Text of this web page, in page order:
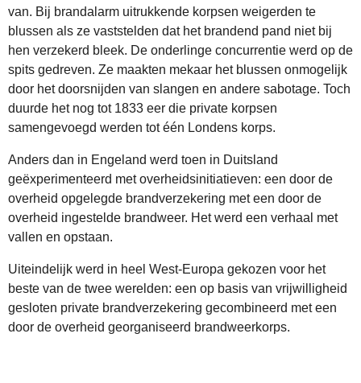
van. Bij brandalarm uitrukkende korpsen weigerden te
blussen als ze vaststelden dat het brandend pand niet bij
hen verzekerd bleek. De onderlinge concurrentie werd op de
spits gedreven. Ze maakten mekaar het blussen onmogelijk
door het doorsnijden van slangen en andere sabotage. Toch
duurde het nog tot 1833 eer die private korpsen
samengevoegd werden tot één Londens korps.
Anders dan in Engeland werd toen in Duitsland
geëxperimenteerd met overheidsinitiatieven: een door de
overheid opgelegde brandverzekering met een door de
overheid ingestelde brandweer. Het werd een verhaal met
vallen en opstaan.
Uiteindelijk werd in heel West-Europa gekozen voor het
beste van de twee werelden: een op basis van vrijwilligheid
gesloten private brandverzekering gecombineerd met een
door de overheid georganiseerd brandweerkorps.